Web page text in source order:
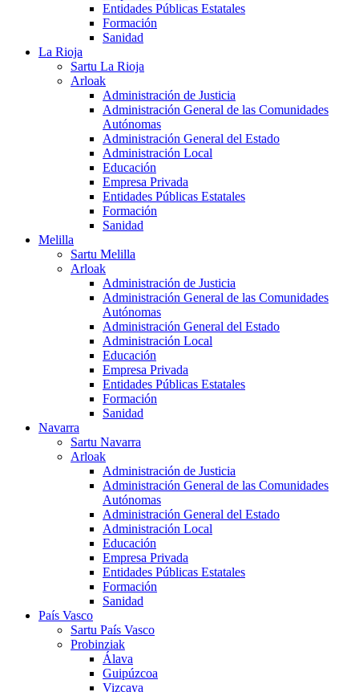
Entidades Públicas Estatales
Formación
Sanidad
La Rioja
Sartu La Rioja
Arloak
Administración de Justicia
Administración General de las Comunidades
Autónomas
Administración General del Estado
Administración Local
Educación
Empresa Privada
Entidades Públicas Estatales
Formación
Sanidad
Melilla
Sartu Melilla
Arloak
Administración de Justicia
Administración General de las Comunidades
Autónomas
Administración General del Estado
Administración Local
Educación
Empresa Privada
Entidades Públicas Estatales
Formación
Sanidad
Navarra
Sartu Navarra
Arloak
Administración de Justicia
Administración General de las Comunidades
Autónomas
Administración General del Estado
Administración Local
Educación
Empresa Privada
Entidades Públicas Estatales
Formación
Sanidad
País Vasco
Sartu País Vasco
Probinziak
Álava
Guipúzcoa
Vizcaya